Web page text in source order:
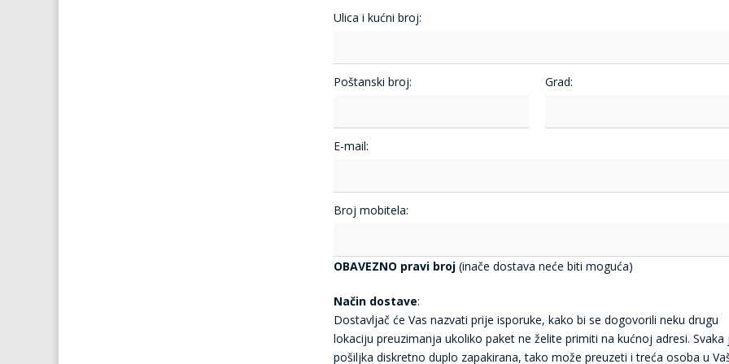
Ulica i kućni broj:
Poštanski broj: Grad:
E-mail:
Broj mobitela:
OBAVEZNO pravi broj (inače dostava neće biti moguća)
Način dostave:
Dostavljač će Vas nazvati prije isporuke, kako bi se dogovorili neku drugu
lokaciju preuzimanja ukoliko paket ne želite primiti na kućnoj adresi. Svaka
pošiljka diskretno duplo zapakirana, tako može preuzeti i treća osoba u